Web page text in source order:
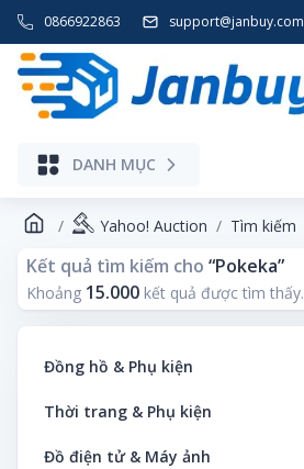
0866922863 support@janbuy.com
DANH MỤC
Yahoo! Auction Tìm kiếm
Kết quả tìm kiếm cho “Pokeka”
Khoảng 15.000 kết quả được tìm thấy.
Đồng hồ & Phụ kiện
Đồng hồ thông minh
Thời trang & Phụ kiện
Áo khoác
Đồ điện tử & Máy ảnh